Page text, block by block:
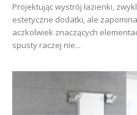
Projektując wystrój łazienki,
estetyczne dodatki, ale
aczkolwiek znaczących
spusty raczej nie...